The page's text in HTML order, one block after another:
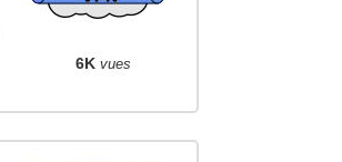
6K vues